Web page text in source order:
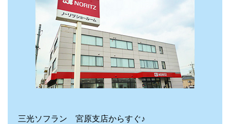
三光ソフラン 宮原支店からすぐ♪